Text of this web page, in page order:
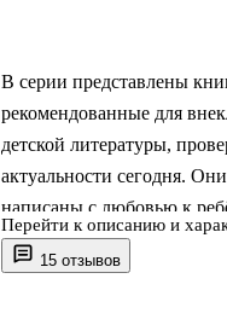
15 отзывов
В серии представлены
рекомендованные для
детской литературы,
актуальности сегодня.
написаны с любовью к
способствуют развитию
Повесть «Тимур и его
Перейти к описанию и